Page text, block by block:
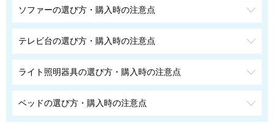
ソファーの選び方・購入時の注意点
テレビ台の選び方・購入時の注意点
ライト照明器具の選び方・購入時の注意点
ベッドの選び方・購入時の注意点